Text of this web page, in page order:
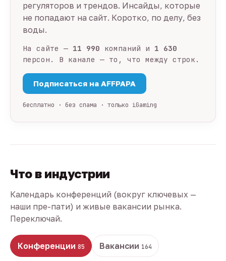
регуляторов и трендов. Инсайды, которые
не попадают на сайт. Коротко, по делу, без
воды.
На сайте — 11 990 компаний и 1 630
персон. В канале — то, что между строк.
Подписаться на AFFPAPA
бесплатно · без спама · только iGaming
Что в индустрии
Календарь конференций (вокруг ключевых —
наши пре-пати) и живые вакансии рынка.
Переключай.
Конференции 85 Вакансии 164